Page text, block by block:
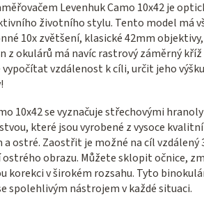
Levenhuk Camo 10x42 je
životního stylu. Tento model má
10x zvětšení, klasické 42mm
z okulárů má navíc rastrový záměrný
vzdálenost k cíli, určit jeho
10x42 se vyznačuje střechovými
které jsou vyrobené z vysoce
a ostré. Zaostřit je možné na cíl
obrazu. Můžete sklopit očnice,
korekci v širokém rozsahu. Tyto
spolehlivým nástrojem v každé situaci.